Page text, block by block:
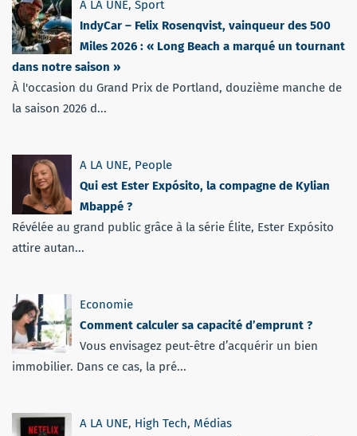
A LA UNE, Sport
IndyCar – Felix Rosenqvist, vainqueur des 500
Miles 2026 : « Long Beach a marqué un tournant
dans notre saison »
À l'occasion du Grand Prix de Portland, douzième manche de
la saison 2026 d...
A LA UNE, People
Qui est Ester Expósito, la compagne de Kylian
Mbappé ?
Révélée au grand public grâce à la série Élite, Ester Expósito
attire autan...
Economie
Comment calculer sa capacité d’emprunt ?
Vous envisagez peut-être d’acquérir un bien
immobilier. Dans ce cas, la pré...
A LA UNE, High Tech, Médias